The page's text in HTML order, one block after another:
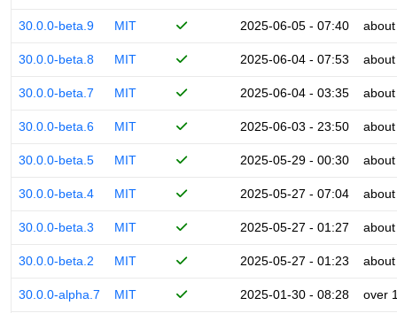
30.0.0-beta.9 MIT 2025-06-05 - 07:40
30.0.0-beta.8 MIT 2025-06-04 - 07:53
30.0.0-beta.7 MIT 2025-06-04 - 03:35
30.0.0-beta.6 MIT 2025-06-03 - 23:50
30.0.0-beta.5 MIT 2025-05-29 - 00:30
30.0.0-beta.4 MIT 2025-05-27 - 07:04
30.0.0-beta.3 MIT 2025-05-27 - 01:27
30.0.0-beta.2 MIT 2025-05-27 - 01:23
30.0.0-alpha.7 MIT 2025-01-30 - 08:28 over